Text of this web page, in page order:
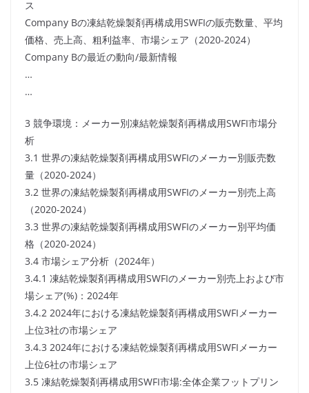
ス
Company Bの凍結乾燥製剤再構成用SWFIの販売数量、平均
価格、売上高、粗利益率、市場シェア（2020-2024）
Company Bの最近の動向/最新情報
…
…
3 競争環境：メーカー別凍結乾燥製剤再構成用SWFI市場分
析
3.1 世界の凍結乾燥製剤再構成用SWFIのメーカー別販売数
量（2020-2024）
3.2 世界の凍結乾燥製剤再構成用SWFIのメーカー別売上高
（2020-2024）
3.3 世界の凍結乾燥製剤再構成用SWFIのメーカー別平均価
格（2020-2024）
3.4 市場シェア分析（2024年）
3.4.1 凍結乾燥製剤再構成用SWFIのメーカー別売上および市
場シェア(%)：2024年
3.4.2 2024年における凍結乾燥製剤再構成用SWFIメーカー
上位3社の市場シェア
3.4.3 2024年における凍結乾燥製剤再構成用SWFIメーカー
上位6社の市場シェア
3.5 凍結乾燥製剤再構成用SWFI市場:全体企業フットプリン